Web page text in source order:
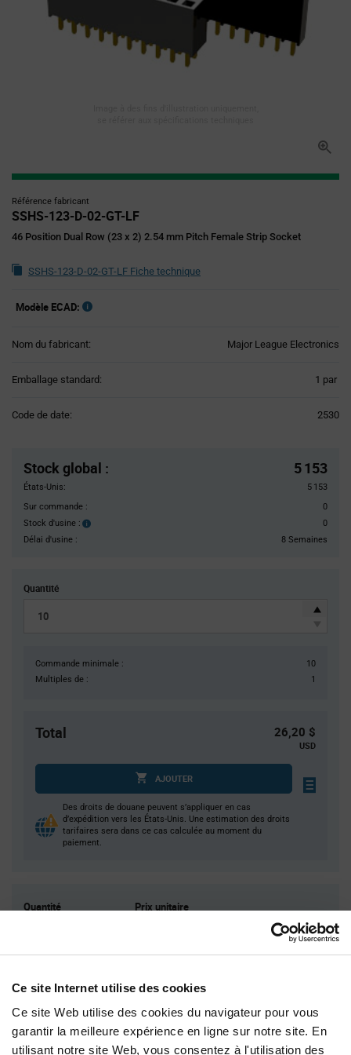
Ce site Internet utilise des cookies
Ce site Web utilise des cookies du navigateur pour vous
garantir la meilleure expérience en ligne sur notre site. En
utilisant notre site Web, vous consentez à l'utilisation des
Référence fabricant
SSHS-123-D-02-GT-LF
46 Position Dual Row (23 x 2) 2.54 mm Pitch Female Strip Socket
SSHS-123-D-02-GT-LF Fiche technique
Modèle ECAD:
Nom du fabricant: Major League Electronics
Emballage standard: 1 par
Code de date: 2530
Stock global : 5 153
États-Unis:
5 153
Sur commande :
0
Stock d'usine :
Stock
0
Délai d'usine :
8 Semaines
Quantité
Commande minimale :
10
Multiples de :
1
Total 26,20 $
USD
AJOUTER
Des droits de douane peuvent s’appliquer en cas
d’expédition vers les États-Unis. Une estimation des droits
tarifaires sera dans ce cas calculée au moment du
paiement.
Quantité Prix unitaire
200
$2.52
400+
$2.46